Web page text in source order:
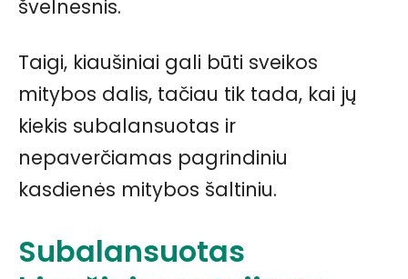
švelnesnis.
Taigi, kiaušiniai gali būti sveikos
mitybos dalis, tačiau tik tada, kai jų
kiekis subalansuotas ir
nepaverčiamas pagrindiniu
kasdienės mitybos šaltiniu.
Subalansuotas